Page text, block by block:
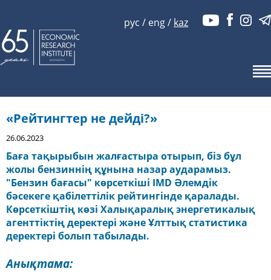
рус / eng/ kaz
«Рейтингтер не дейді?»
26.06.2023
Баға тақырыбын жалғастыра отырып, біз бұл
жолы бензиннің құнына назар аударамыз.
"Бензин бағасы" көрсеткіші IMD Әлемдік
бәсекеге қабілеттілік рейтингінде қаралады.
Көрсеткіштің көзі Халықаралық энергетикалық
агенттіктің деректері және Ұлттық статистика
деректері болып табылады.
Анықтама: